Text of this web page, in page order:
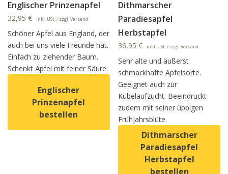
Englischer Prinzenapfel
32,95 € inkl. USt. / zzgl. Versand
Schöner Apfel aus England, der
auch bei uns viele Freunde hat.
Einfach zu ziehender Baum.
Schenkt Äpfel mit feiner Säure.
Englischer
Prinzenapfel
bestellen
Dieses Produkt weist mehrere Varianten auf. Die
Dithmarscher
Paradiesapfel
Herbstapfel
36,95€ inkl. USt. / zzgl. Versand
Sehr alte und äußerst
schmackhafte Apfelsorte.
Geeignet auch zur
Kübelaufzucht. Beeindruckt
zudem mit seiner üppigen
Frühjahrsblüte.
Dithmarscher
Paradiesapfel
Herbstapfel
bestellen